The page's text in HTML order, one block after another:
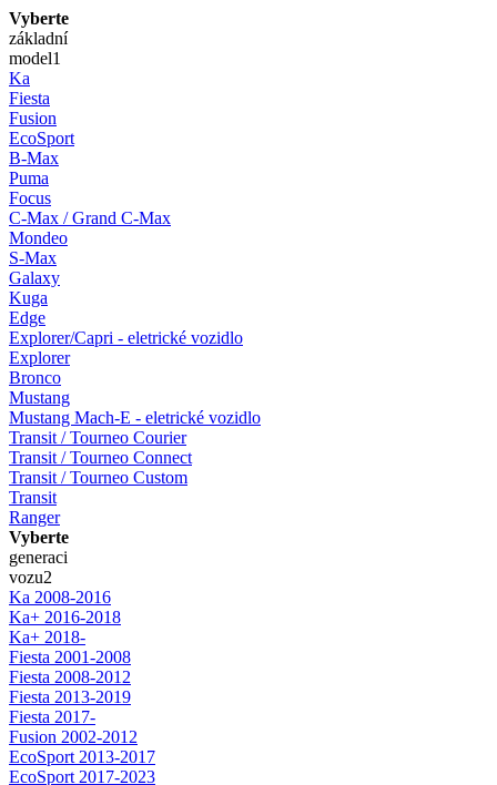
Vyberte
základní
model1
Ka
Fiesta
Fusion
EcoSport
B-Max
Puma
Focus
C-Max / Grand C-Max
Mondeo
S-Max
Galaxy
Kuga
Edge
Explorer/Capri - eletrické vozidlo
Explorer
Bronco
Mustang
Mustang Mach-E - eletrické vozidlo
Transit / Tourneo Courier
Transit / Tourneo Connect
Transit / Tourneo Custom
Transit
Ranger
Vyberte
generaci
vozu2
Ka 2008-2016
Ka+ 2016-2018
Ka+ 2018-
Fiesta 2001-2008
Fiesta 2008-2012
Fiesta 2013-2019
Fiesta 2017-
Fusion 2002-2012
EcoSport 2013-2017
EcoSport 2017-2023